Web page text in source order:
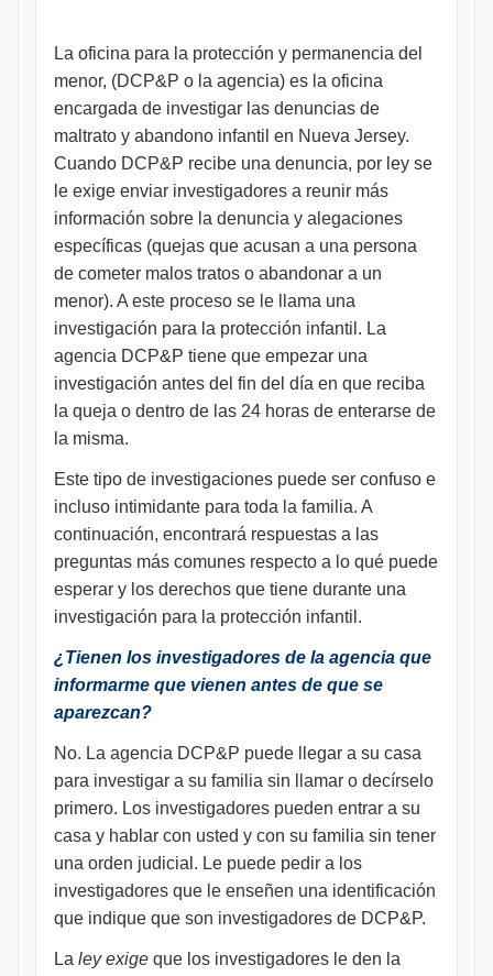
La oficina para la protección y permanencia del
menor, (DCP&P o la agencia) es la oficina
encargada de investigar las denuncias de
maltrato y abandono infantil en Nueva Jersey.
Cuando DCP&P recibe una denuncia, por ley se
le exige enviar investigadores a reunir más
información sobre la denuncia y alegaciones
específicas (quejas que acusan a una persona
de cometer malos tratos o abandonar a un
menor). A este proceso se le llama una
investigación para la protección infantil. La
agencia DCP&P tiene que empezar una
investigación antes del fin del día en que reciba
la queja o dentro de las 24 horas de enterarse de
la misma.
Este tipo de investigaciones puede ser confuso e
incluso intimidante para toda la familia. A
continuación, encontrará respuestas a las
preguntas más comunes respecto a lo qué puede
esperar y los derechos que tiene durante una
investigación para la protección infantil.
¿Tienen los investigadores de la agencia que
informarme que vienen antes de que se
aparezcan?
No. La agencia DCP&P puede llegar a su casa
para investigar a su familia sin llamar o decírselo
primero. Los investigadores pueden entrar a su
casa y hablar con usted y con su familia sin tener
una orden judicial. Le puede pedir a los
investigadores que le enseñen una identificación
que indique que son investigadores de DCP&P.
La ley exige que los investigadores le den la